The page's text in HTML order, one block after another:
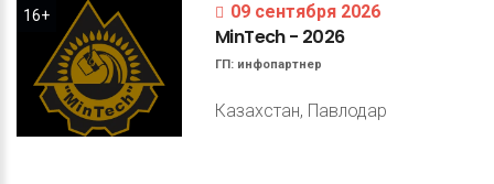
16+ 09 сентября 2026
MinTech- 2026
ГП: инфопартнер
Казахстан, Павлодар